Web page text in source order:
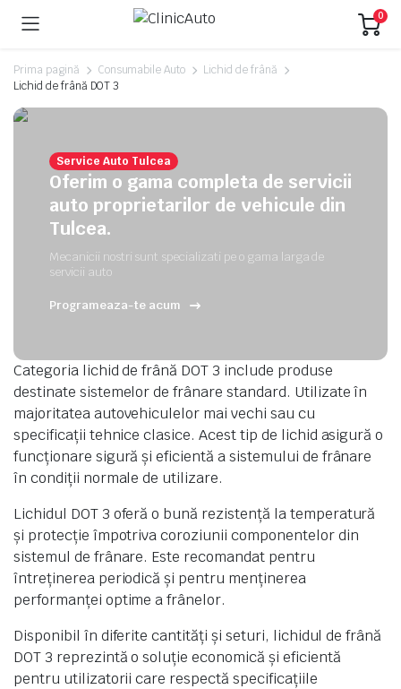
0
Prima pagină Consumabile Auto
Lichid de frână
Lichid de frână DOT 3
Service Auto Tulcea
Oferim o gama completa de servicii
auto proprietarilor de vehicule din
Tulcea.
Mecanicii nostri sunt specializati pe o gama larga de
servicii auto
Programeaza-te acum
Categoria lichid de frână DOT 3 include produse
destinate sistemelor de frânare standard. Utilizate în
majoritatea autovehiculelor mai vechi sau cu
specificații tehnice clasice. Acest tip de lichid asigură o
funcționare sigură și eficientă a sistemului de frânare
în condiții normale de utilizare.
Lichidul DOT 3 oferă o bună rezistență la temperatură
și protecție împotriva coroziunii componentelor din
sistemul de frânare. Este recomandat pentru
întreținerea periodică și pentru menținerea
performanței optime a frânelor.
Disponibil în diferite cantități și seturi, lichidul de frână
DOT 3 reprezintă o soluție economică și eficientă
pentru utilizatorii care respectă specificațiile